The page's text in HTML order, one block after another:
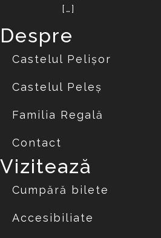
[…]
Despre
Castelul Pelișor
Castelul Peleș
Familia Regală
Contact
Vizitează
Cumpără bilete
Accesibiliate